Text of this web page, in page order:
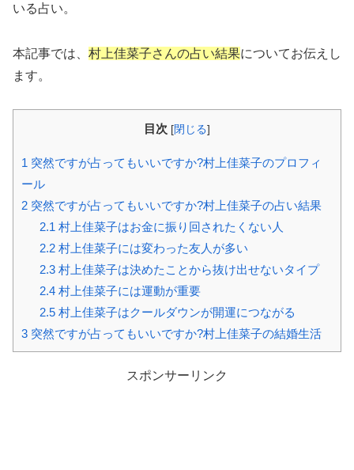
いる占い。
本記事では、 村上佳菜子さんの占い結果についてお伝えし
ます。
目次 [閉じる]
1 突然ですが占ってもいいですか?村上佳菜子のプロフィ
ール
2 突然ですが占ってもいいですか?村上佳菜子の占い結果
2.1 村上佳菜子はお金に振り回されたくない人
2.2村上佳菜子には変わった友人が多い
2.3村上佳菜子は決めたことから抜け出せないタイプ
2.4村上佳菜子には運動が重要
2.5村上佳菜子はクールダウンが開運につながる
3 突然ですが占ってもいいですか?村上佳菜子の結婚生活
スポンサーリンク